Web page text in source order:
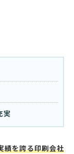
実
績を誇る印刷会社